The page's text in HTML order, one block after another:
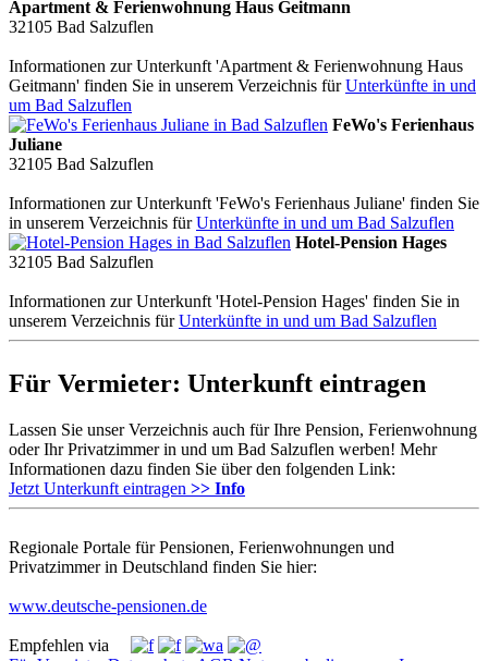
Apartment & Ferienwohnung Haus Geitmann
32105 Bad Salzuflen
Informationen zur Unterkunft 'Apartment & Ferienwohnung Haus
Geitmann' finden Sie in unserem Verzeichnis fürUnterkünfte in und
um Bad Salzuflen
FeWo's Ferienhaus
Juliane
32105 Bad Salzuflen
Informationen zur Unterkunft 'FeWo's Ferienhaus Juliane' finden Sie
in unserem Verzeichnis fürUnterkünfte in und um Bad Salzuflen
Hotel-Pension Hages
32105 Bad Salzuflen
Informationen zur Unterkunft 'Hotel-Pension Hages' finden Sie in
unserem Verzeichnis fürUnterkünfte in und um Bad Salzuflen
Für Vermieter: Unterkunft eintragen
Lassen Sie unser Verzeichnis auch für Ihre Pension, Ferienwohnung
oder Ihr Privatzimmer in und um Bad Salzuflen werben! Mehr
Informationen dazu finden Sie über den folgenden Link:
Jetzt Unterkunft eintragen >> Info
Regionale Portale für Pensionen, Ferienwohnungen und
Privatzimmer in Deutschland finden Sie hier:
www.deutsche-pensionen.de
Empfehlen via